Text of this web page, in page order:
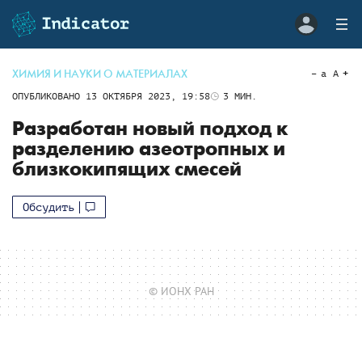
ХИМИЯ И НАУКИ О МАТЕРИАЛАХ
ОПУБЛИКОВАНО 13 ОКТЯБРЯ 2023, 19:58 3 МИН.
a A
Разработан новый подход к
разделению азеотропных и
близкокипящих смесей
Обсудить
© ИОНХ РАН